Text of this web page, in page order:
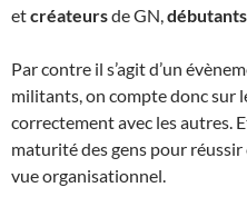
etcréateursde GN,débutants
Par contre il s’agit d’un
militants, on compte donc sur
correctement avec les autres.
maturité des gens pour
vue organisationnel.